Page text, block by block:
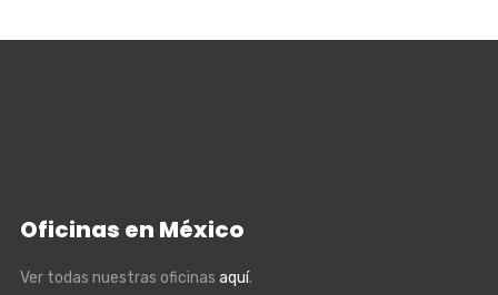
Oficinas en México
Ver todas nuestras oficinas aquí.